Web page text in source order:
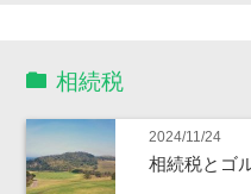
相続税
2024/11/24
相続税とゴ